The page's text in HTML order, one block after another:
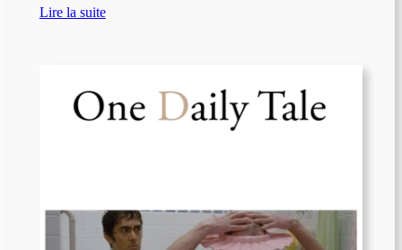
Lire la suite